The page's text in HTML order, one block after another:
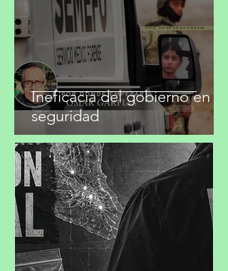
Ineficacia del gobierno en
seguridad